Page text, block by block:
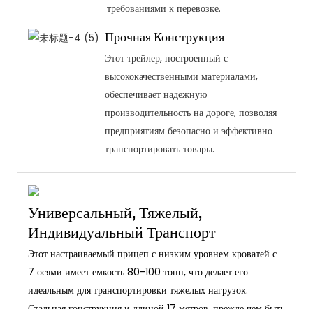
требованиями к перевозке.
Прочная Конструкция
Этот трейлер, построенный с
высококачественными материалами,
обеспечивает надежную
производительность на дороге, позволяя
предприятиям безопасно и эффективно
транспортировать товары.
Универсальный, Тяжелый,
Индивидуальный Транспорт
Этот настраиваемый прицеп с низким уровнем кроватей с
7 осями имеет емкость 80-100 тонн, что делает его
идеальным для транспортировки тяжелых нагрузок.